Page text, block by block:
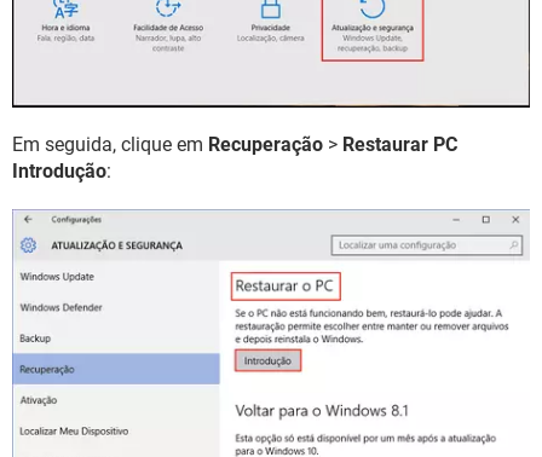
Em seguida, clique em Recuperação > Restaurar PC
Introdução: